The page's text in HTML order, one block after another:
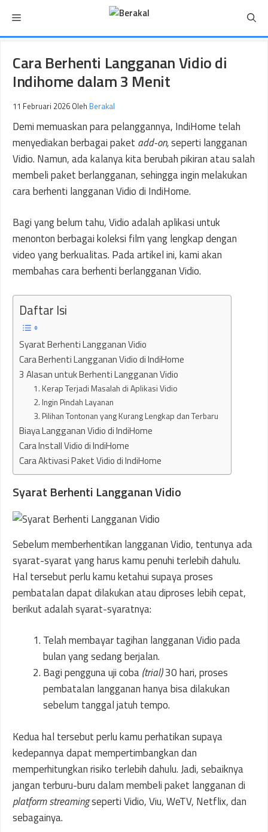
isi
Menu
Cara Berhenti Langganan Vidio di
Indihome dalam 3 Menit
11 Februari 2026 Oleh Berakal
Demi memuaskan para pelanggannya, IndiHome telah
menyediakan berbagai paket add-on,seperti langganan
Vidio. Namun, ada kalanya kita berubah pikiran atau salah
membeli paket berlangganan, sehingga ingin melakukan
cara berhenti langganan Vidio di IndiHome.
Bagi yang belum tahu, Vidio adalah aplikasi untuk
menonton berbagai koleksi film yang lengkap dengan
video yang berkualitas. Pada artikel ini, kami akan
membahas cara berhenti berlangganan Vidio.
Daftar Isi
Syarat Berhenti Langganan Vidio
Cara Berhenti Langganan Vidio di IndiHome
3 Alasan untuk Berhenti Langganan Vidio
1. Kerap Terjadi Masalah di Aplikasi Vidio
2. Ingin Pindah Layanan
3. Pilihan Tontonan yang Kurang Lengkap dan Terbaru
Biaya Langganan Vidio di IndiHome
Cara Install Vidio di IndiHome
Cara Aktivasi Paket Vidio di IndiHome
Syarat Berhenti Langganan Vidio
Sebelum memberhentikan langganan Vidio, tentunya ada
syarat-syarat yang harus kamu penuhi terlebih dahulu.
Hal tersebut perlu kamu ketahui supaya proses
pembatalan dapat dilakukan atau diproses lebih cepat,
berikut adalah syarat-syaratnya:
Telah membayar tagihan langganan Vidio pada
bulan yang sedang berjalan.
Bagi pengguna uji coba(trial)30 hari, proses
pembatalan langganan hanya bisa dilakukan
sebelum tanggal jatuh tempo.
Kedua hal tersebut perlu kamu perhatikan supaya
kedepannya dapat mempertimbangkan dan
memperhitungkan risiko terlebih dahulu. Jadi, sebaiknya
jangan terburu-buru dalam membeli paket langganan di
platform streamingseperti Vidio, Viu, WeTV, Netflix, dan
sebagainya.